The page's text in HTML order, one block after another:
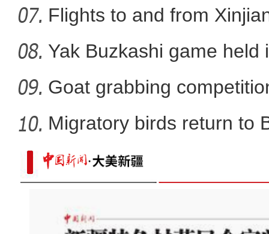
【新疆故事】喀什古城旅拍
Flights to and from
Yak Buzkashi game held
Goat grabbing
Migratory birds return to